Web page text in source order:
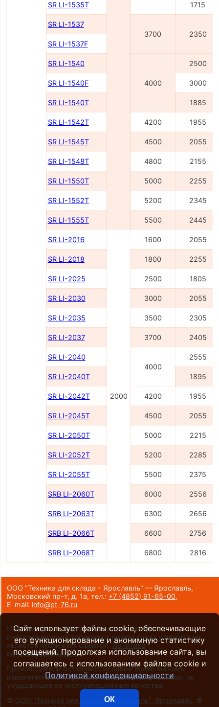
SR LI-1535T 1715
SR LI-1537
3700
2350
SR LI-1537F
SR LI-1540
4000
2500
SR LI-1540F 3000
SR LI-1540Т 1885
SR LI-1542Т 4200 1955
SR LI-1545Т 4500 2055
SR LI-1548Т 4800 2155
SR LI-1550Т 5000 2255
SR LI-1552Т 5200 2345
SR LI-1555Т 5500 2445
SR LI-2016
2000
1600 2055
SR LI-2018 1800 2255
SR LI-2025 2500 1805
SR LI-2030 3000 2055
SR LI-2035 3500 2305
SR LI-2037 3700 2405
SR LI-2040
4000
2555
SR LI-2040Т 1895
SR LI-2042Т 4200 1955
SR LI-2045Т 4500 2055
SR LI-2050Т 5000 2215
SR LI-2052Т 5200 2285
SR LI-2055Т 5500 2375
SRB LI-2060Т 6000 2556
SRB LI-2063Т 6300 2656
SRB LI-2066Т 6600 2756
SRB LI-2068Т 6800 2816
ООО "Техника для склада - Ярославль" — Ярославль,
Московский пр-т, д. 1а,тел.: +7 (4852) 91-65-00,
E-mail: info@pt-76.ru
Информация на сайте носит исключительно
информационный характер и ни при каких условиях не
является публичной офертой. Политика
конфиденциальности.
Производители оставляют за собой право вносить
изменения в конструкцию и внешний вид техники, не
ухудшающие ее эксплуатационные качества.
© ООО "Техника для склада - Ярославль", Ярославль , ©
Сайт использует файлы cookie, обеспечивающие
его функционирование и анонимную статистику
посещений. Продолжая использование сайта, вы
соглашаетесь с использованием файлов cookie и
Политикой конфиденциальности
ОК